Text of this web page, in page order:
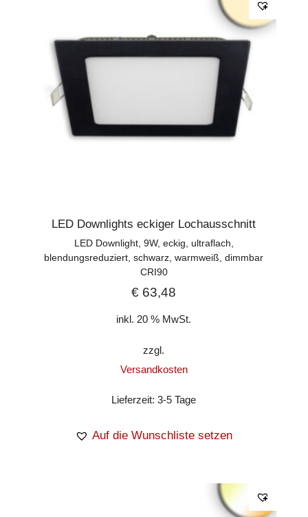
LED Downlights eckiger Lochausschnitt
LED Downlight, 9W, eckig, ultraflach,
blendungsreduziert, schwarz, warmweiß, dimmbar
CRI90
€ 63,48
inkl. 20 % MwSt.
zzgl.
Versandkosten
Lieferzeit:3-5 Tage
Auf die Wunschliste setzen